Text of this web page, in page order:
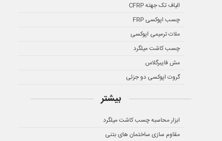
الیاف تک جهته CFRP
چسب اپوکسی FRP
ملات ترمیمی اپوکسی
چسب کاشت میلگرد
مش فایبرگلاس
گروت اپوکسی دو جزئی
بیشتر
ابزار محاسبه چسب کاشت میلگرد
مقاوم سازی ساختمان های بتنی